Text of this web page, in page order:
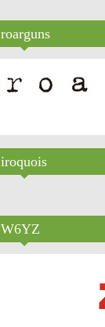
roarguns
iroquois
W6YZ